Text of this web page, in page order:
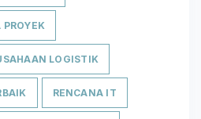
LOGISTIK
RENCANA IT